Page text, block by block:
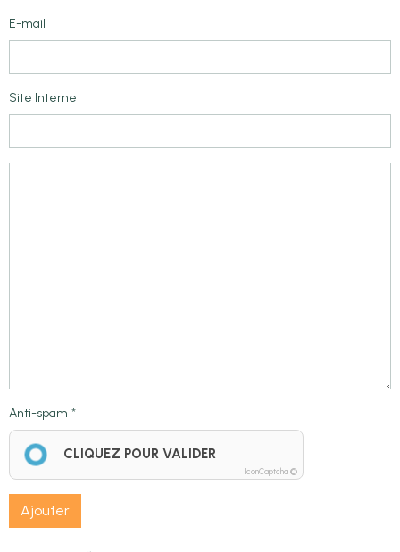
E-mail
Site Internet
Anti-spam
CLIQUEZ POUR VALIDER
IconCaptcha ©
Ajouter